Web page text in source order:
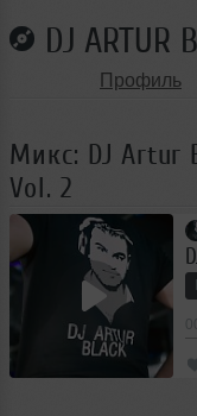
DJ ARTUR
Профиль
Микс: DJ Artur
Vol. 2